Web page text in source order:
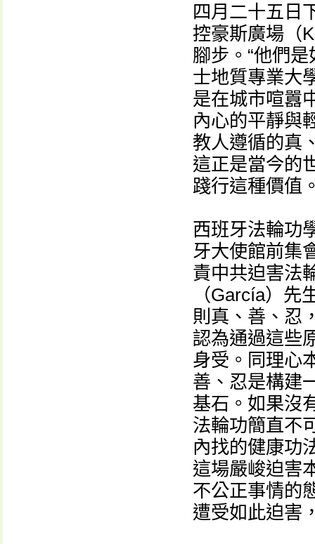
四月二十五日
控豪斯廣場（
腳步。“他們
士地質專業大
是在城市喧囂
內心的平靜與
教人遵循的真
這正是當今的
踐行這種價值
西班牙法輪功
牙大使館前集
責中共迫害法
（García）先
則真、善、忍
認為通過這些
身受。同理心
善、忍是構建
基石。如果沒
法輪功簡直不
內找的健康功
這場嚴峻迫害
不公正事情的
遭受如此迫害